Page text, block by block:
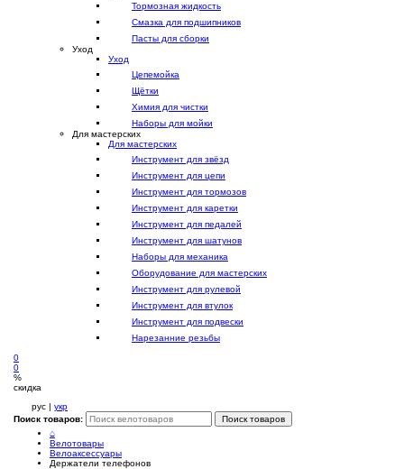
Тормозная жидкость
Смазка для подшипников
Пасты для сборки
Уход
Уход
Цепемойка
Щётки
Химия для чистки
Наборы для мойки
Для мастерских
Для мастерских
Инструмент для звёзд
Инструмент для цепи
Инструмент для тормозов
Инструмент для каретки
Инструмент для педалей
Инструмент для шатунов
Наборы для механика
Оборудование для мастерских
Инструмент для рулевой
Инструмент для втулок
Инструмент для подвески
Нарезанние резьбы
0
0
%
скидка
рус | укр
Поиск товаров:
Поиск товаров
⌂
Велотовары
Велоаксессуары
Держатели телефонов